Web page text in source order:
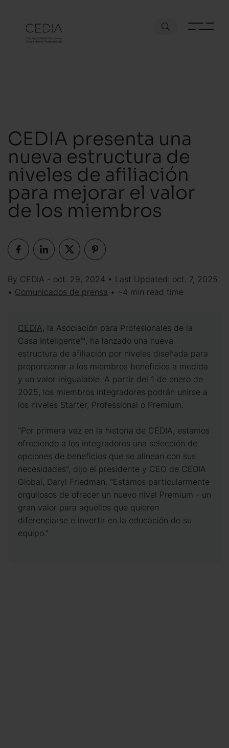
CEDIA presenta una
nueva estructura de
niveles de afiliación
para mejorar el valor
de los miembros
By CEDIA - oct. 29, 2024 • Last Updated: oct. 7, 2025
• Comunicados de prensa • ~4 min read time
CEDIA, la Asociación para Profesionales de la
Casa Inteligente™, ha lanzado una nueva
estructura de afiliación por niveles diseñada para
proporcionar a los miembros beneficios a medida
y un valor inigualable. A partir del 1 de enero de
2025, los miembros integradores podrán unirse a
los niveles Starter, Professional o Premium.
"Por primera vez en la historia de CEDIA, estamos
ofreciendo a los integradores una selección de
opciones de beneficios que se alinean con sus
necesidades", dijo el presidente y CEO de CEDIA
Global, Daryl Friedman. "Estamos particularmente
orgullosos de ofrecer un nuevo nivel Premium - un
gran valor para aquellos que quieren
diferenciarse e invertir en la educación de su
equipo."